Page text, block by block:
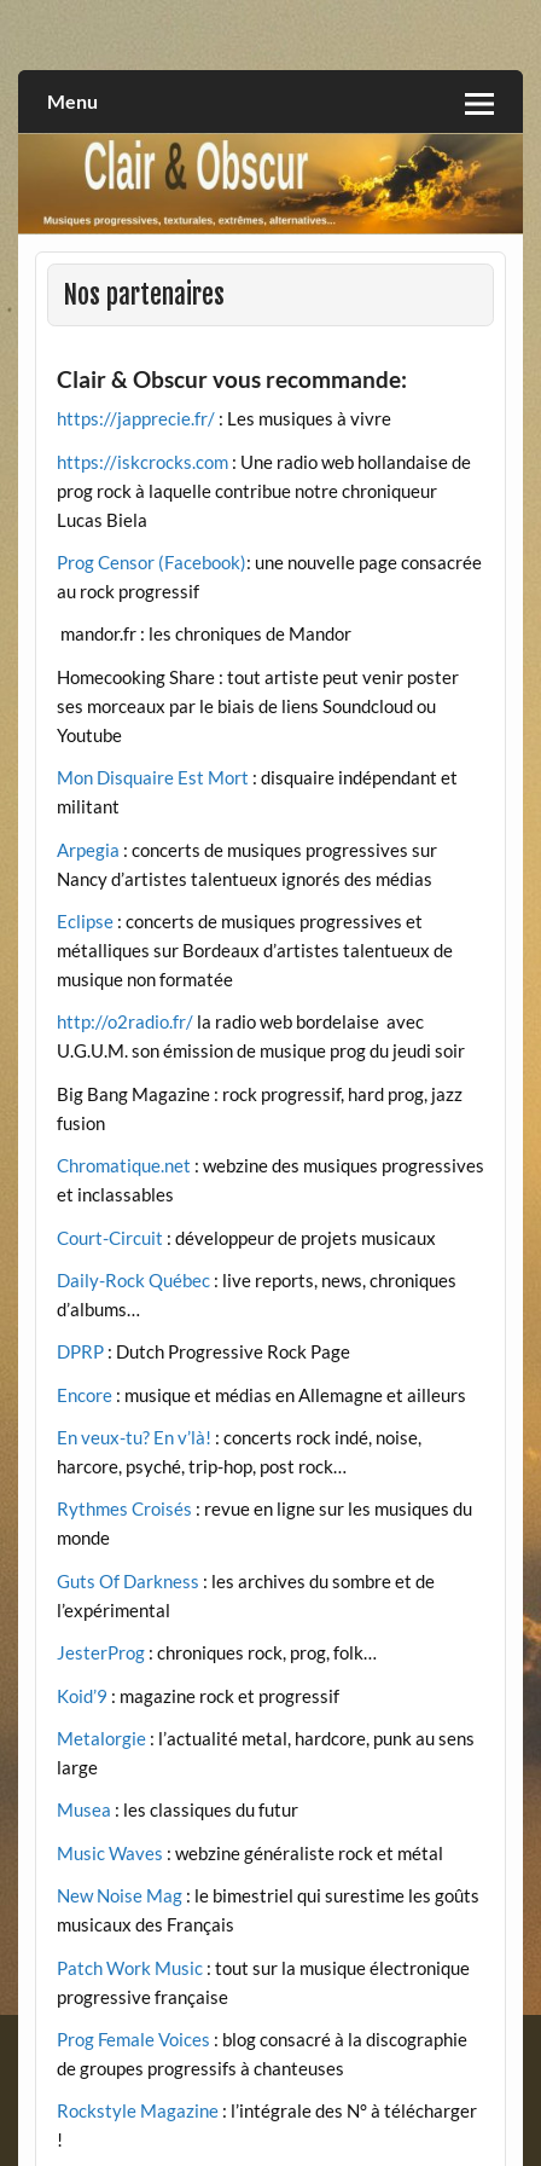
extrêmes, alternatives, texturales
Menu
Nos partenaires
Clair & Obscur vous recommande:
https://japprecie.fr/: Les musiques à vivre
https://iskcrocks.com: Une radio web hollandaise de
prog rock à laquelle contribue notre chroniqueur
Lucas Biela
Prog Censor (Facebook): une nouvelle page consacrée
au rock progressif
mandor.fr: les chroniques de Mandor
Homecooking Share : tout artiste peut venir poster
ses morceaux par le biais de liens Soundcloud ou
Youtube
Mon Disquaire Est Mort : disquaire indépendant et
militant
Arpegia : concerts de musiques progressives sur
Nancy d’artistes talentueux ignorés des médias
Eclipse: concerts de musiques progressives et
métalliques sur Bordeaux d’artistes talentueux de
musique non formatée
http://o2radio.fr/la radio web bordelaise avec
U.G.U.M. son émission de musique prog du jeudi soir
Big Bang Magazine : rock progressif, hard prog, jazz
fusion
Chromatique.net : webzine des musiques progressives
et inclassables
Court-Circuit : développeur de projets musicaux
Daily-Rock Québec: live reports, news, chroniques
d’albums…
DPRP : Dutch Progressive Rock Page
Encore: musique et médias en Allemagne et ailleurs
En veux-tu? En v’là! : concerts rock indé, noise,
harcore, psyché, trip-hop, post rock…
Rythmes Croisés : revue en ligne sur les musiques du
monde
Guts Of Darkness : les archives du sombre et de
l’expérimental
JesterProg: chroniques rock, prog, folk…
Koid’9 : magazine rock et progressif
Metalorgie: l’actualité metal, hardcore, punk au sens
large
Musea : les classiques du futur
Music Waves : webzine généraliste rock et métal
New Noise Mag: le bimestriel qui surestime les goûts
musicaux des Français
Patch Work Music: tout sur la musique électronique
progressive française
Prog Female Voices : blog consacré à la discographie
de groupes progressifs à chanteuses
Rockstyle Magazine: l’intégrale des N° à télécharger
!